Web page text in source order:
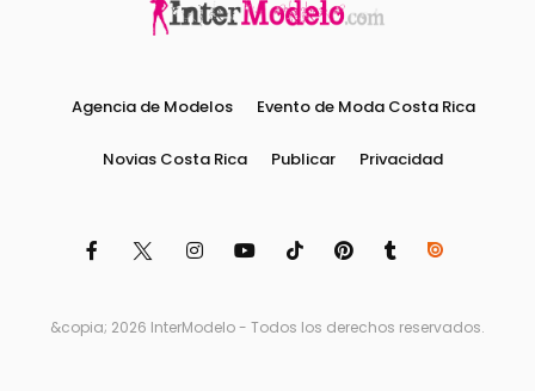
Agencia de Modelos Evento de Moda Costa Rica
Novias Costa Rica Publicar Privacidad
&copia; 2026 InterModelo - Todos los derechos reservados.